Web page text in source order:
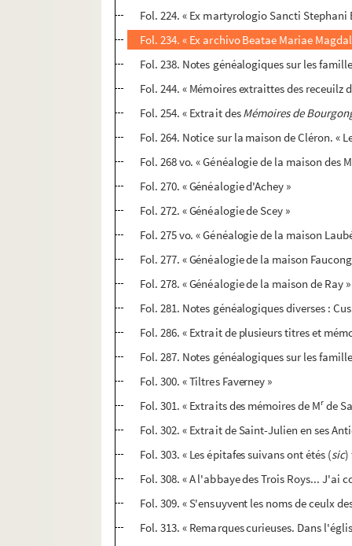
Fol. 224. « Ex martyrologio Sancti Stephani
Fol. 234. « Ex archivo Beatae Mariae
Fol. 238. Notes généalogiques sur les
Fol. 244. « Mémoires extraittes des receuilz
Fol. 254. « Extrait desMémoires de
Fol. 264. Notice sur la maison de Cléron. «
Fol. 268 vo. « Généalogie de la maison des
Fol. 270. « Généalogie d'Achey »
Fol. 272. « Généalogie de Scey »
Fol. 275 vo. « Généalogie de la maison
Fol. 277. « Généalogie de la maison
Fol. 278. « Généalogie de la maison de Ray »
Fol. 281. Notes généalogiques diverses :
Fol. 286. « Extrait de plusieurs titres et
Fol. 287. Notes généalogiques sur les
Fol. 300. « Tiltres Faverney »
Fol. 301. « Extraits des mémoires de Mr de
Fol. 302. « Extrait de Saint-Julien en ses
Fol. 303. « Les épitafes suivans ont étés (sic)
Fol. 308. « A l'abbaye des Trois Roys... J'ai
Fol. 309. « S'ensuyvent les noms de ceulx
Fol. 313. « Remarques curieuses. Dans